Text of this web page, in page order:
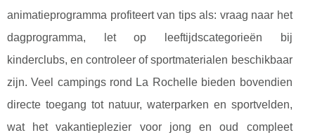
animatieprogramma profiteert van tips als: vraag naar het
dagprogramma, let op leeftijdscategorieën bij
kinderclubs, en controleer of sportmaterialen beschikbaar
zijn. Veel campings rond La Rochelle bieden bovendien
directe toegang tot natuur, waterparken en sportvelden,
wat het vakantieplezier voor jong en oud compleet